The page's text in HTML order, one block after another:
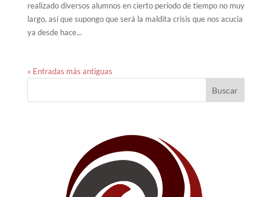
realizado diversos alumnos en cierto período de tiempo no muy
largo, así que supongo que será la maldita crisis que nos acucia
ya desde hace...
« Entradas más antiguas